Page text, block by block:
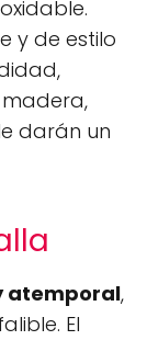
y de estilo
darán un
atemporal,
El